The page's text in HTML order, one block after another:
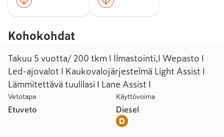
Kohokohdat
Takuu 5 vuotta/ 200 tkm I Ilmastointi,I Wepasto I
Led-ajovalot I Kaukovalojärjestelmä Light Assist I
Lämmitettävä tuulilasi I Lane Assist I
Vetotapa
Etuveto
Käyttövoima
Diesel